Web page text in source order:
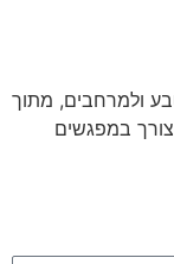
ולמרחבים, מתוך
במפגשים